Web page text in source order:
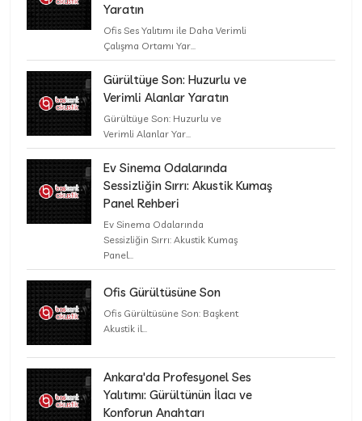
Yaratın
Ofis Ses Yalıtımı ile Daha Verimli
Çalışma Ortamı Yar...
Gürültüye Son: Huzurlu ve
Verimli Alanlar Yaratın
Gürültüye Son: Huzurlu ve
Verimli Alanlar Yar...
Ev Sinema Odalarında
Sessizliğin Sırrı: Akustik Kumaş
Panel Rehberi
Ev Sinema Odalarında
Sessizliğin Sırrı: Akustik Kumaş
Panel...
Ofis Gürültüsüne Son
Ofis Gürültüsüne Son: Başkent
Akustik il...
Ankara'da Profesyonel Ses
Yalıtımı: Gürültünün İlacı ve
Konforun Anahtarı